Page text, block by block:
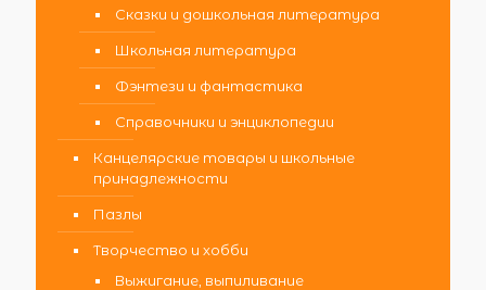
Сказки и дошкольная литература
Школьная литература
Фэнтези и фантастика
Справочники и энциклопедии
Канцелярские товары и школьные
принадлежности
Пазлы
Творчество и хобби
Выжигание, выпиливание